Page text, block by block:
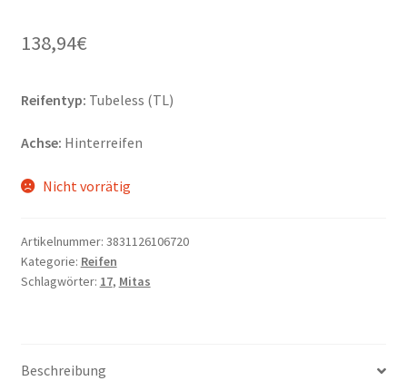
138,94€
Reifentyp: Tubeless (TL)
Achse: Hinterreifen
Nicht vorrätig
Artikelnummer: 3831126106720
Kategorie: Reifen
Schlagwörter: 17, Mitas
Beschreibung